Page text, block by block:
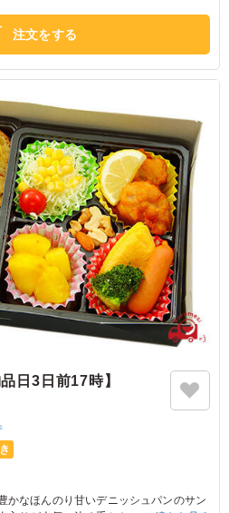
注文をする
日3日前17時】
かなほんのり甘いデニッシュパンのサン